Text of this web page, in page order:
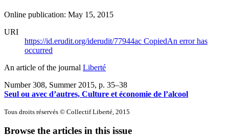
Online publication: May 15, 2015
URI
https://id.erudit.org/iderudit/77944ac CopiedAn error has
occurred
An article of the journal Liberté
Number 308, Summer 2015, p. 35–38
Seul ou avec d’autres, Culture et économie de l’alcool
Tous droits réservés © Collectif Liberté, 2015
Browse the articles in this issue